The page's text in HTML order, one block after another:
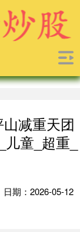
减重天团
童_超重_
日期：2026-05-12